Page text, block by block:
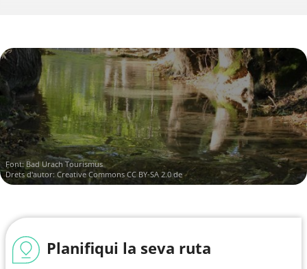
Font: Bad Urach Tourismus
Drets d'autor: Creative Commons CC BY-SA 2.0 de
Planifiqui la seva ruta